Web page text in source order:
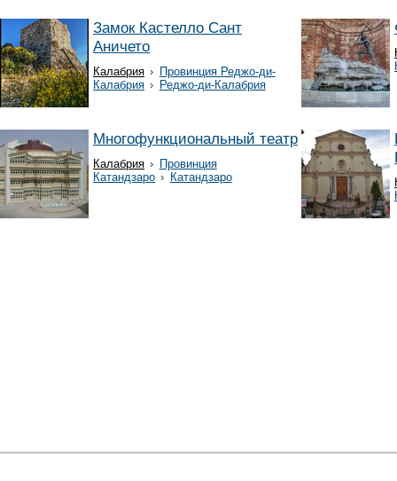
Замок Кастелло Сант
Аничето
Калабрия › Провинция Реджо-ди-
Калабрия › Реджо-ди-Калабрия
Многофункциональный театр
Калабрия › Провинция
Катандзаро › Катандзаро